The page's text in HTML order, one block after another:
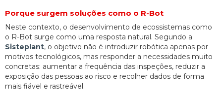
Porque surgem soluções como o R-Bot
Neste contexto, o desenvolvimento de ecossistemas como
o R-Bot surge como uma resposta natural. Segundo a
Sisteplant, o objetivo não é introduzir robótica apenas por
motivos tecnológicos, mas responder a necessidades muito
concretas: aumentar a frequência das inspeções, reduzir a
exposição das pessoas ao risco e recolher dados de forma
mais fiável e rastreável.